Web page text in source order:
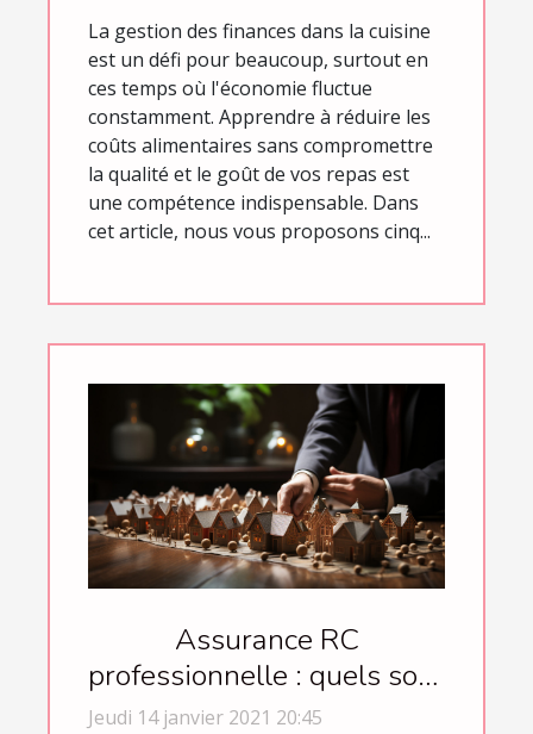
La gestion des finances dans la cuisine
est un défi pour beaucoup, surtout en
ces temps où l'économie fluctue
constamment. Apprendre à réduire les
coûts alimentaires sans compromettre
la qualité et le goût de vos repas est
une compétence indispensable. Dans
cet article, nous vous proposons cinq...
Assurance RC
professionnelle : quels sont
les avantages ?
Jeudi 14 janvier 2021 20:45